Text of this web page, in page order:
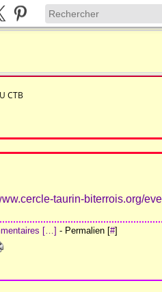
CTB
taurin-biterrois.org/
[…] - Permalien [#]